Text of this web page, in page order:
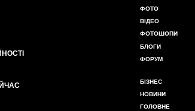
ФОТО
ВІДЕО
ФОТОШОПИ
БЛОГИ
ФОРУМ
БІЗНЕС
НОВИНИ
ГОЛОВНЕ